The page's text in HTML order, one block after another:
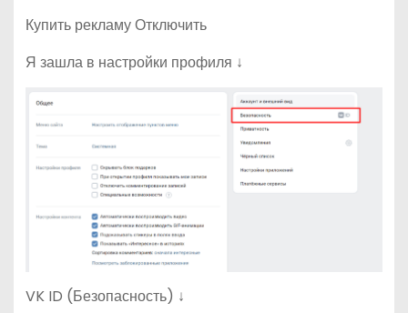
Купить рекламу Отключить
Я зашла в настройки профиля ↓
VK ID (Безопасность) ↓